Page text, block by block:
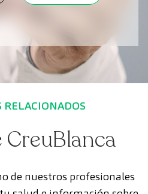
RELACIONADOS
CreuBlanca
de nuestros profesionales